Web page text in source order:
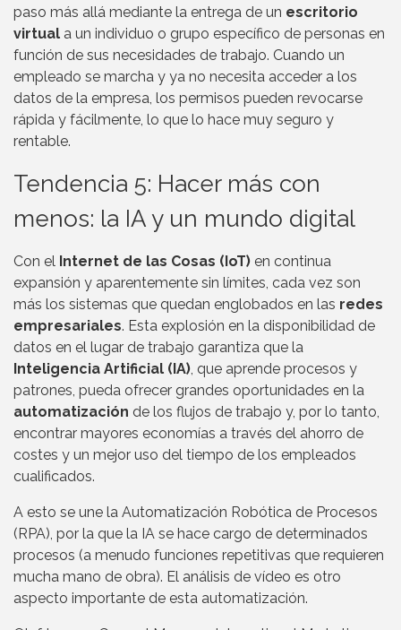
paso más allá mediante la entrega de un escritorio
virtual a un individuo o grupo específico de personas en
función de sus necesidades de trabajo. Cuando un
empleado se marcha y ya no necesita acceder a los
datos de la empresa, los permisos pueden revocarse
rápida y fácilmente, lo que lo hace muy seguro y
rentable.
Tendencia 5: Hacer más con
menos: la IA y un mundo digital
Con el Internet de las Cosas (IoT) en continua
expansión y aparentemente sin límites, cada vez son
más los sistemas que quedan englobados en las redes
empresariales. Esta explosión en la disponibilidad de
datos en el lugar de trabajo garantiza que la
Inteligencia Artificial (IA) , que aprende procesos y
patrones, pueda ofrecer grandes oportunidades en la
automatización de los flujos de trabajo y, por lo tanto,
encontrar mayores economías a través del ahorro de
costes y un mejor uso del tiempo de los empleados
cualificados.
A esto se une la Automatización Robótica de Procesos
(RPA), por la que la IA se hace cargo de determinados
procesos (a menudo funciones repetitivas que requieren
mucha mano de obra). El análisis de vídeo es otro
aspecto importante de esta automatización.